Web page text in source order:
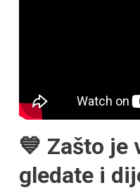
💙 Zašto je
gledate i